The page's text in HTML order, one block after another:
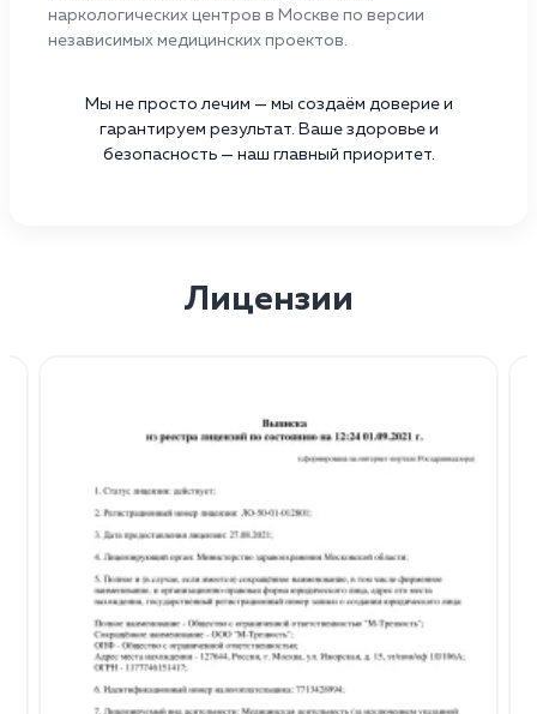
наркологических центров в Москве по версии
независимых медицинских проектов.
Мы не просто лечим — мы создаём доверие и
гарантируем результат. Ваше здоровье и
безопасность — наш главный приоритет.
Лицензии